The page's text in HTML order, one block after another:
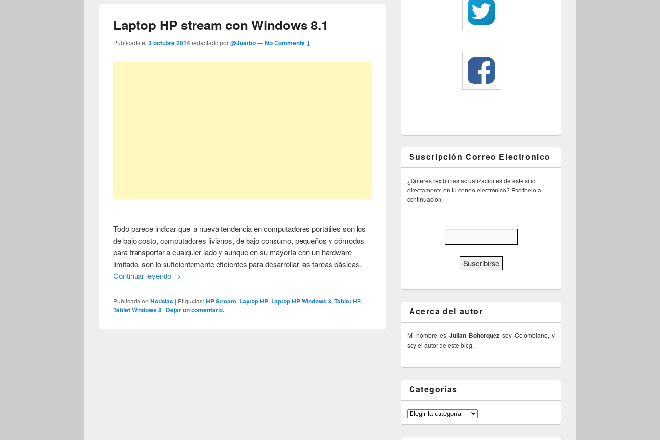
Laptop HP stream con Windows 8.1
Publicado el3 octubre 2014redactado por@Juarbo—No Comments ↓
Todo parece indicar que la nueva tendencia en computadores portátiles son los
de bajo costo, computadores livianos, de bajo consumo, pequeños y cómodos
para transportar a cualquier lado y aunque en su mayoría con un hardware
limitado, son lo suficientemente eficientes para desarrollar las tareas básicas.
Continuar leyendo →
Publicado en Noticias | Etiquetas:HP Stream, Laptop HP, Laptop HP Windows 8,Tablet HP,
Tablet Windows 8 | Dejar un comentario.
Suscripción Correo Electronico
¿Quieres recibir las actualizaciones de este sitio
directamente en tu correo electrónico? Escribelo a
continuación:
Acerca del autor
Mi nombre es Julian Bohorquez soy Colombiano, y
soy el autor de este blog.
Categorías
Categorías